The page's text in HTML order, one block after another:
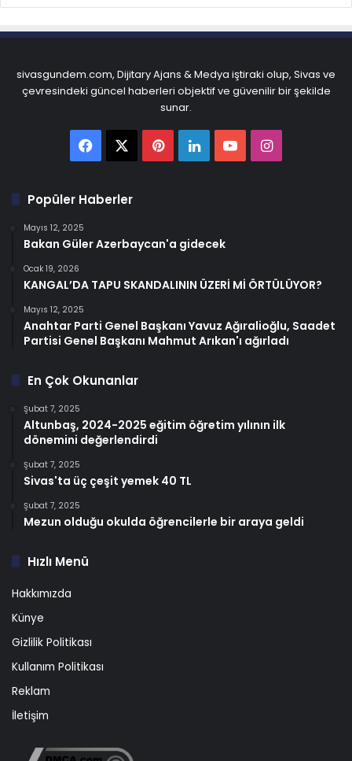
sivasgundem.com, Dijitary Ajans & Medya iştiraki olup, Sivas ve
çevresindeki güncel haberleri objektif ve güvenilir bir şekilde
sunar.
FacebookPinterest
LinkedInYouTubeInstagram
Popüler Haberler
Mayıs 12, 2025
Bakan Güler Azerbaycan'a gidecek
Ocak 19, 2026
KANGAL’DA TAPU SKANDALININ ÜZERİ Mİ ÖRTÜLÜYOR?
Mayıs 12, 2025
Anahtar Parti Genel Başkanı Yavuz Ağıralioğlu, Saadet
Partisi Genel Başkanı Mahmut Arıkan'ı ağırladı
En Çok Okunanlar
Şubat 7, 2025
Altunbaş, 2024-2025 eğitim öğretim yılının ilk
dönemini değerlendirdi
Şubat 7, 2025
Sivas'ta üç çeşit yemek 40 TL
Şubat 7, 2025
Mezun olduğu okulda öğrencilerle bir araya geldi
Hızlı Menü
Hakkımızda
Künye
Gizlilik Politikası
Kullanım Politikası
Reklam
İletişim